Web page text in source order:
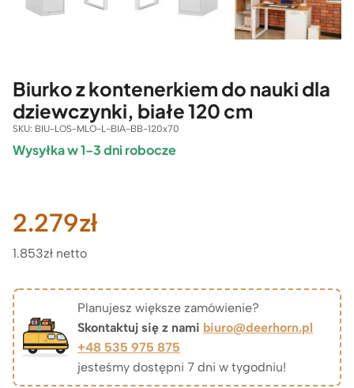
Biurko z kontenerkiem do nauki dla
dziewczynki, białe 120 cm
SKU: BIU-LOS-MLO-L-BIA-BB-120x70
Wysyłka w 1–3 dni robocze
2.279zł
1.853zł netto
Planujesz większe zamówienie?
Skontaktuj się z nami biuro@deerhorn.pl
+48 535 975 875
jesteśmy dostępni 7 dni w tygodniu!